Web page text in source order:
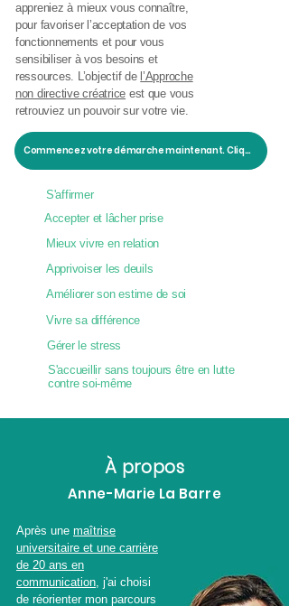
appreniez à mieux vous connaître,
pour favoriser l’acceptation de vos
fonctionnements et pour vous
sensibiliser à vos besoins et
ressources. L’objectif de l’Approche
non directive créatrice est que vous
retrouviez un pouvoir sur votre vie.
Commencez votre démarche maintenant. Cliquez ici.
S'affirmer
Accepter et lâcher prise
Mieux vivre en relation
Apprivoiser les deuils
Améliorer son estime de soi
Vivre sa différence
Gérer le stress
S'accueillir sans toujours être en lutte
contre soi-même
À propos
Anne-Marie La Barre
Après une maîtrise
universitaire et une carrière
de 20 ans en
communication, j'ai choisi
de réorienter mon parcours